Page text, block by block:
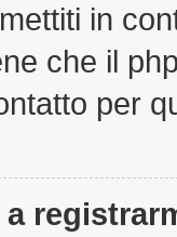
in
che il
per